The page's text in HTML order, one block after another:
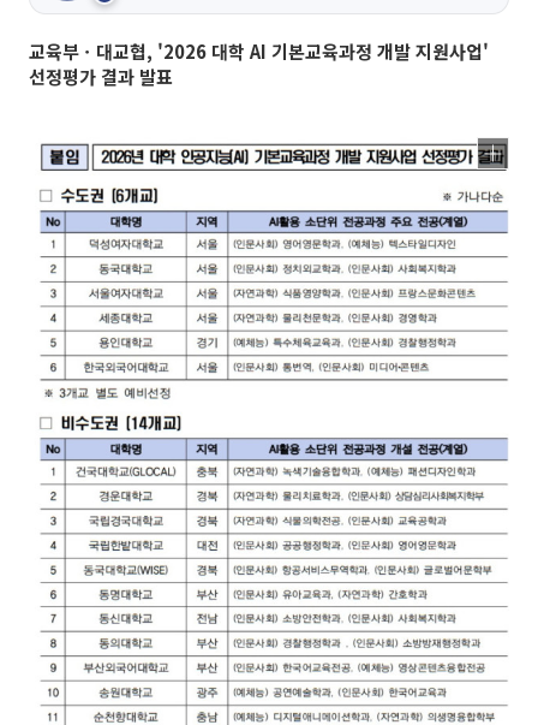
교육부ㆍ대교협, '2026 대학 AI 기본교육과정 개발 지원사업'
선정평가 결과 발표